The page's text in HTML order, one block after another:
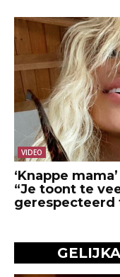
VIDEO
‘Knappe
“Je toont te
gerespecteerd